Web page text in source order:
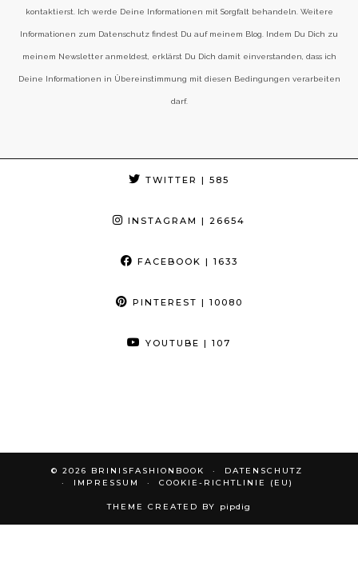
kontaktierst. Ich werde Deine Informationen mit Sorgfalt behandeln. Weitere
Informationen zum Datenschutz findest Du auf meinem Blog. Indem Du Dich zu
meinem Newsletter anmeldest, erklärst Du Dich damit einverstanden, dass ich
Deine Informationen in Übereinstimmung mit diesen Bedingungen verarbeiten
darf.
TWITTER | 585
INSTAGRAM | 26654
FACEBOOK | 1633
PINTEREST | 10080
YOUTUBE | 107
© 2026 BRINISFASHIONBOOK
DATENSCHUTZ
IMPRESSUM
COOKIE-RICHTLINIE (EU)
THEME CREATED BY pipdig